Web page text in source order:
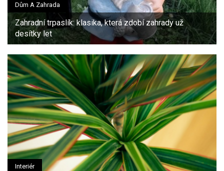
Dům A Zahrada
Zahradní trpaslík: klasika, která zdobí zahrady už
desítky let
Interiér